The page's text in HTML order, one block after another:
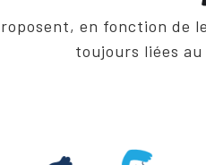
en fonction de
toujours liées